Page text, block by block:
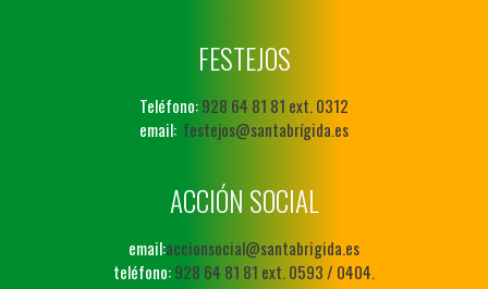
FESTEJOS
Teléfono:928 64 81 81 ext. 0312
email: festejos@santabrígida.es
ACCIÓN SOCIAL
email:accionsocial@santabrigida.es
teléfono:928 64 81 81 ext. 0593 / 0404.